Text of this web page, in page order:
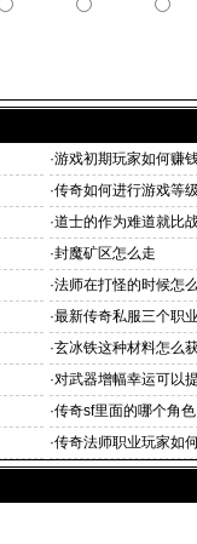
·游戏初期玩家如何赚
·传奇如何进行游戏等
·道士的作为难道就比
·封魔矿区怎么走
·法师在打怪的时候怎
·最新传奇私服三个职
·玄冰铁这种材料怎么
·对武器增幅幸运可以
·传奇sf里面的哪个角
·传奇法师职业玩家如